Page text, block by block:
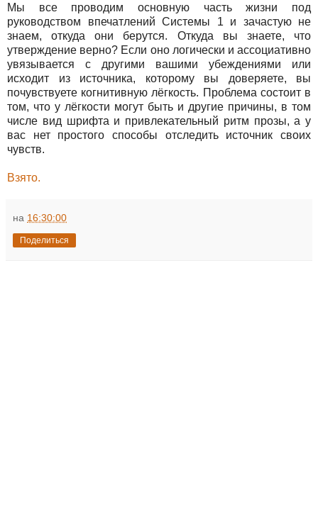
Мы все проводим основную часть жизни под
руководством впечатлений Системы 1 и зачастую не
знаем, откуда они берутся. Откуда вы знаете, что
утверждение верно? Если оно логически и ассоциативно
увязывается с другими вашими убеждениями или
исходит из источника, которому вы доверяете, вы
почувствуете когнитивную лёгкость. Проблема состоит в
том, что у лёгкости могут быть и другие причины, в том
числе вид шрифта и привлекательный ритм прозы, а у
вас нет простого способы отследить источник своих
чувств.
Взято.
на 16:30:00
Поделиться